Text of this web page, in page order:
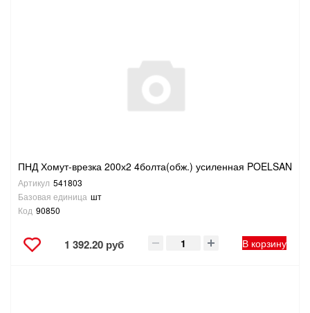
ПНД Хомут-врезка 200х2 4болта(обж.) усиленная POELSAN
Артикул 541803
Базовая единица шт
Код 90850
1 392.20 руб В корзину